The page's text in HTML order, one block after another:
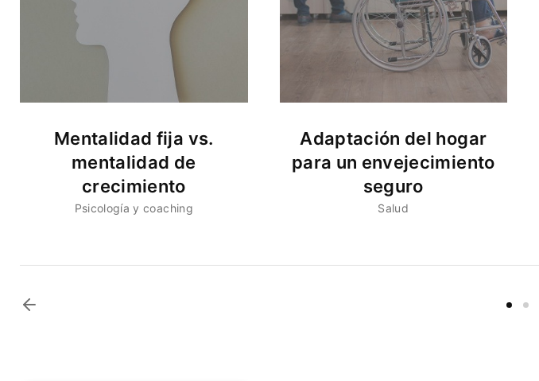
Mentalidad fija vs.
mentalidad de
crecimiento
Psicología y coaching
Adaptación del hogar
para un envejecimiento
seguro
Salud